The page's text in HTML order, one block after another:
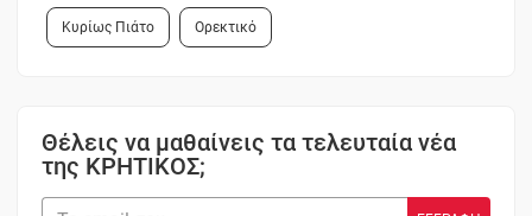
Κυρίως Πιάτο Ορεκτικό
Θέλεις να μαθαίνεις τα τελευταία νέα
της ΚΡΗΤΙΚΟΣ;